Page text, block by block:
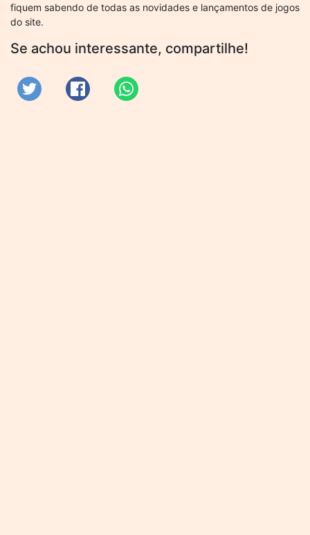
fiquem sabendo de todas as novidades e lançamentos de jogos
do site.
Se achou interessante, compartilhe!